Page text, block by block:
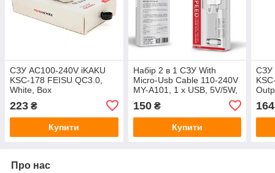
СЗУ AC100-240V iKAKU
KSC-178 FEISU QC3.0,
White, Box
223 ₴
Купити
Набір 2 в 1 СЗУ With
Micro-Usb Cable 110-240V
MY-A101, 1 x USB, 5V/5W,
Blister-box, Q25
150₴
Купити
СЗУ
164
Про нас